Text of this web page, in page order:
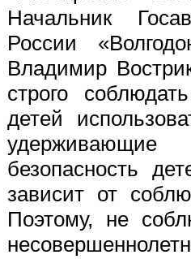
Начальник
России
Владимир
строго
детей
удерживающие
безопасность
зависит от
Поэтому, не